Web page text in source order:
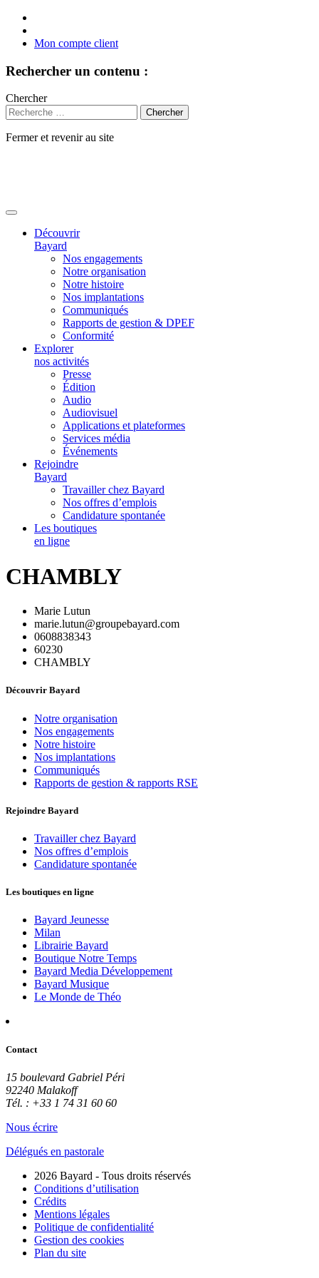
Mon compte client
Rechercher un contenu :
Chercher
Fermer et revenir au site
Découvrir
Bayard
Nos engagements
Notre organisation
Notre histoire
Nos implantations
Communiqués
Rapports de gestion & DPEF
Conformité
Explorer
nos activités
Presse
Édition
Audio
Audiovisuel
Applications et plateformes
Services média
Événements
Rejoindre
Bayard
Travailler chez Bayard
Nos offres d’emplois
Candidature spontanée
Les boutiques
en ligne
CHAMBLY
Marie Lutun
marie.lutun@groupebayard.com
0608838343
60230
CHAMBLY
Découvrir Bayard
Notre organisation
Nos engagements
Notre histoire
Nos implantations
Communiqués
Rapports de gestion & rapports RSE
Rejoindre Bayard
Travailler chez Bayard
Nos offres d’emplois
Candidature spontanée
Les boutiques en ligne
Bayard Jeunesse
Milan
Librairie Bayard
Boutique Notre Temps
Bayard Media Développement
Bayard Musique
Le Monde de Théo
Contact
15 boulevard Gabriel Péri
92240 Malakoff
Tél. : +33 1 74 31 60 60
Nous écrire
Délégués en pastorale
2026 Bayard - Tous droits réservés
Conditions d’utilisation
Crédits
Mentions légales
Politique de confidentialité
Gestion des cookies
Plan du site